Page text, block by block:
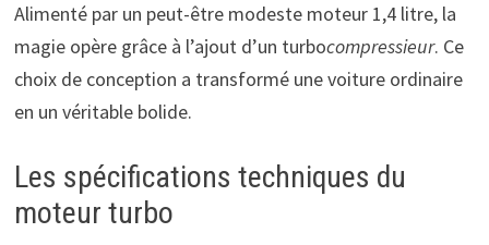
Alimenté par un peut-être modeste moteur 1,4 litre, la
magie opère grâce à l’ajout d’un turbocompressieur. Ce
choix de conception a transformé une voiture ordinaire
en un véritable bolide.
Les spécifications techniques du
moteur turbo